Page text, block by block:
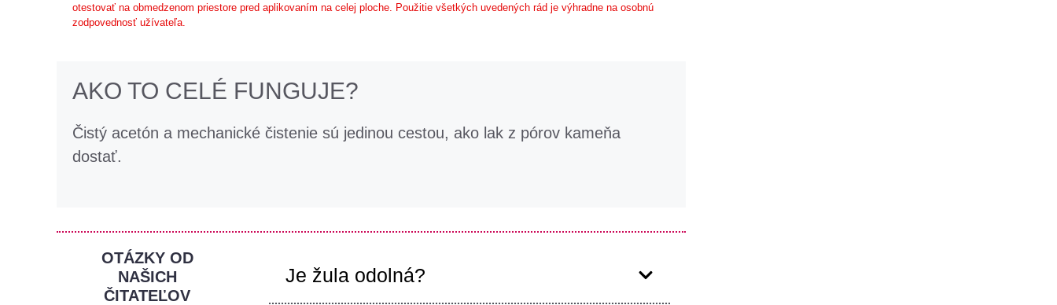
otestovať na obmedzenom priestore pred aplikovaním na celej ploche. Použitie všetkých uvedených rád je výhradne na osobnú
zodpovednosť užívateľa.
AKO TO CELÉ FUNGUJE?
Čistý acetón a mechanické čistenie sú jedinou cestou, ako lak z pórov kameňa
dostať.
OTÁZKY OD
NAŠICH
ČITATEĽOV
Je žula odolná?